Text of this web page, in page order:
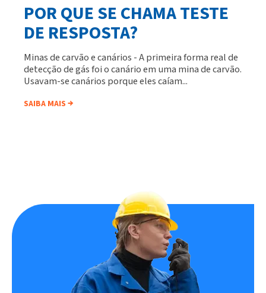
POR QUE SE CHAMA TESTE
DE RESPOSTA?
Minas de carvão e canários - A primeira forma real de
detecção de gás foi o canário em uma mina de carvão.
Usavam-se canários porque eles caíam...
SAIBA MAIS